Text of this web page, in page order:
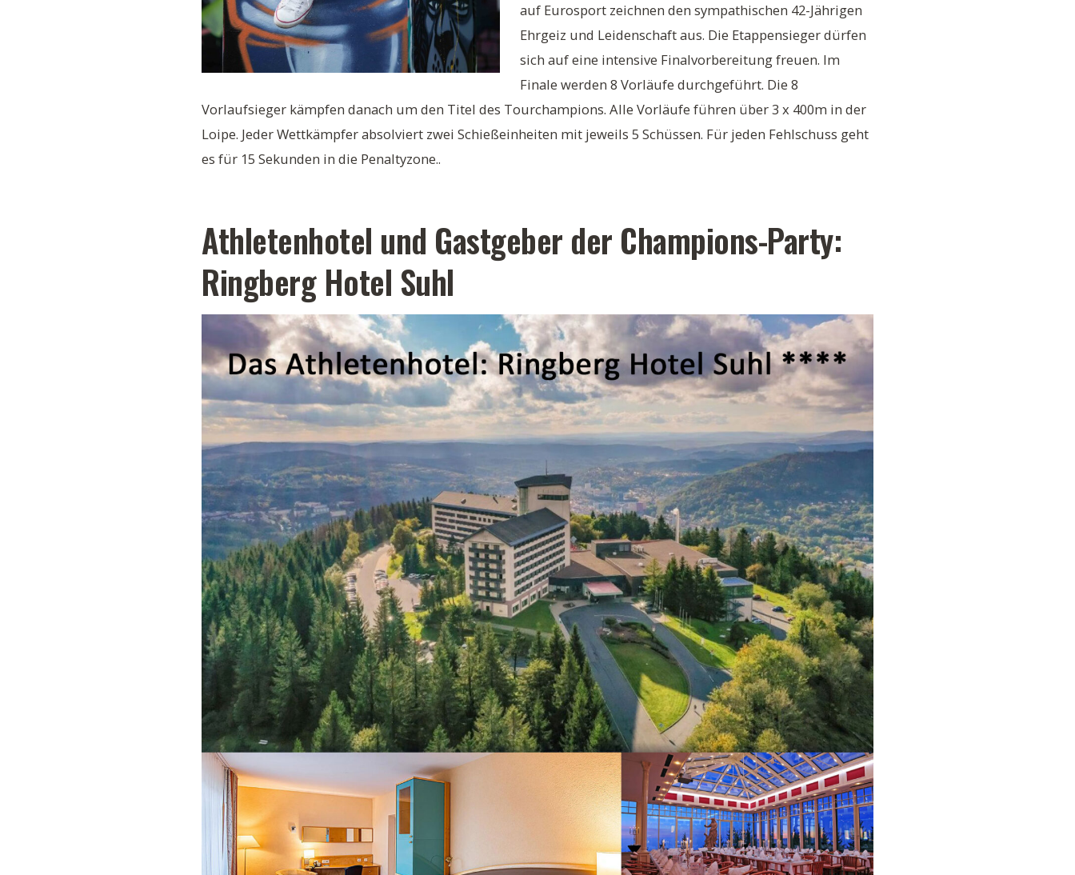
auf Eurosport zeichnen den sympathischen 42-Jährigen
Ehrgeiz und Leidenschaft aus. Die Etappensieger dürfen
sich auf eine intensive Finalvorbereitung freuen. Im
Finale werden 8 Vorläufe durchgeführt. Die 8
Vorlaufsieger kämpfen danach um den Titel des Tourchampions. Alle Vorläufe führen über 3 x 400m in der
Loipe. Jeder Wettkämpfer absolviert zwei Schießeinheiten mit jeweils 5 Schüssen. Für jeden Fehlschuss geht
es für 15 Sekunden in die Penaltyzone..
Athletenhotel und Gastgeber der Champions-Party:
Ringberg Hotel Suhl